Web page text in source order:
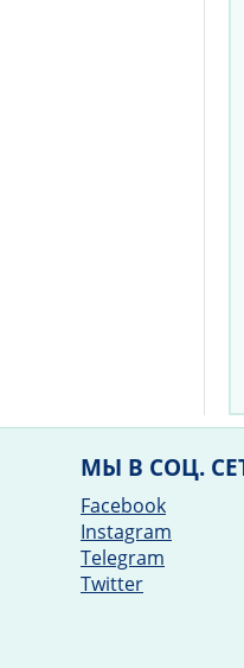
МЫ В СОЦ.
Facebook
Instagram
Telegram
Twitter